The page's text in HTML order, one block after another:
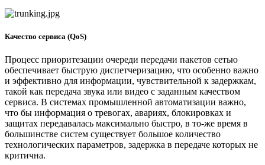
Качество сервиса (QoS)
Процесс приоритезации очереди передачи пакетов сетью
обеспечивает быструю диспетчеризацию, что особенно важно
и эффективно для информации, чувствительной к задержкам,
такой как передача звука или видео с заданным качеством
сервиса. В системах промышленной автоматизации важно,
что бы информация о тревогах, авариях, блокировках и
защитах передавалась максимально быстро, в то-же время в
большинстве систем существует большое количество
технологических параметров, задержка в передаче которых не
критична.